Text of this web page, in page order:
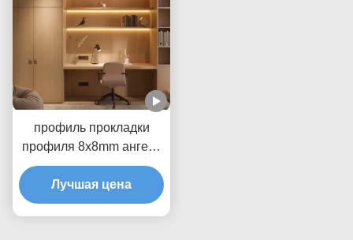
профиль прокладки
профиля 8x8mm ангела
90degree 45degree
приведенный углом
Лучшая цена